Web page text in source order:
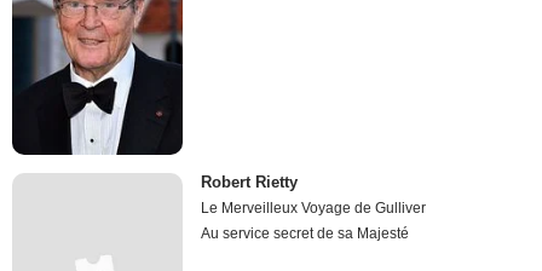
Robert Rietty
Le Merveilleux Voyage de Gulliver
Au service secret de sa Majesté